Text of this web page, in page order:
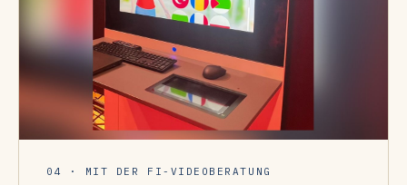
04 · MIT DER FI-VIDEOBERATUNG